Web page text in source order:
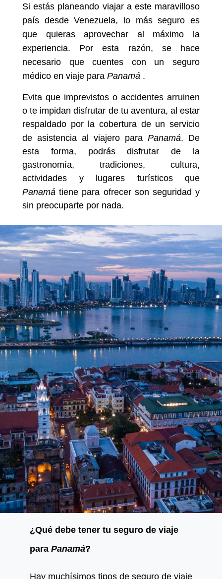
Si estás planeando viajar a este maravilloso
país desde Venezuela, lo más seguro es
que quieras aprovechar al máximo la
experiencia. Por esta razón, se hace
necesario que cuentes con un seguro
médico en viaje para Panamá .
Evita que imprevistos o accidentes arruinen
o te impidan disfrutar de tu aventura, al estar
respaldado por la cobertura de un servicio
de asistencia al viajero para Panamá. De
esta forma, podrás disfrutar de la
gastronomía, tradiciones, cultura,
actividades y lugares turísticos que
Panamá tiene para ofrecer son seguridad y
sin preocuparte por nada.
¿Qué debe tener tu seguro de viaje
para Panamá?
Hay muchísimos tipos de seguro de viaje